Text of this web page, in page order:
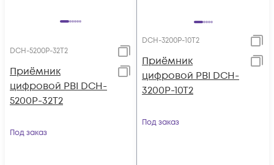
DCH-5200P-32T2
Приёмник
цифровой PBI DCH-
5200P-32T2
Под заказ
DCH-3200P-10T2
Приёмник
цифровой PBI DCH-
3200P-10T2
Под заказ